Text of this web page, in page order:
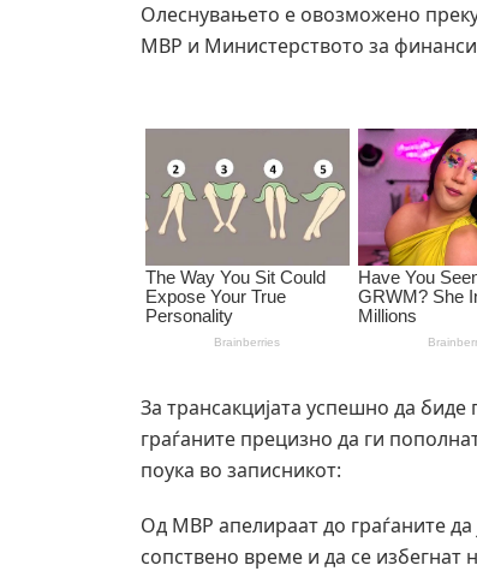
Олеснувањето е овозможено
МВР и Министерството за
За трансакцијата успешно да
граѓаните прецизно да ги
поука во записникот:
Од МВР апелираат до граѓаните да
сопствено време и да се